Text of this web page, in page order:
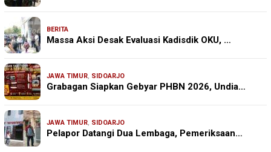
BERITA
Massa Aksi Desak Evaluasi Kadisdik OKU, …
JAWA TIMUR, SIDOARJO
Grabagan Siapkan Gebyar PHBN 2026, Undia…
JAWA TIMUR, SIDOARJO
Pelapor Datangi Dua Lembaga, Pemeriksaan…